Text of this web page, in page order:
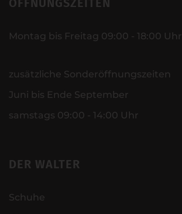
ÖFFNUNGSZEITEN
Montag bis Freitag 09:00 - 18:00 Uhr
zusätzliche Sonderöffnungszeiten
Juni bis Ende September
samstags 09:00 - 14:00 Uhr
DER WALTER
Schuhe